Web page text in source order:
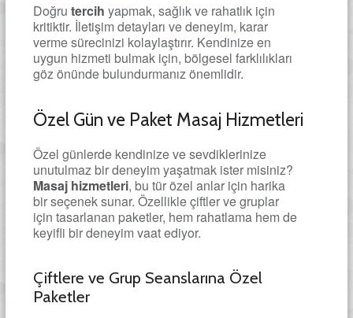
Doğru tercih yapmak, sağlık ve rahatlık için
kritiktir. İletişim detayları ve deneyim, karar
verme sürecinizi kolaylaştırır. Kendinize en
uygun hizmeti bulmak için, bölgesel farklılıkları
göz önünde bulundurmanız önemlidir.
Özel Gün ve Paket Masaj Hizmetleri
Özel günlerde kendinize ve sevdiklerinize
unutulmaz bir deneyim yaşatmak ister misiniz?
Masaj hizmetleri, bu tür özel anlar için harika
bir seçenek sunar. Özellikle çiftler ve gruplar
için tasarlanan paketler, hem rahatlama hem de
keyifli bir deneyim vaat ediyor.
Çiftlere ve Grup Seanslarına Özel
Paketler